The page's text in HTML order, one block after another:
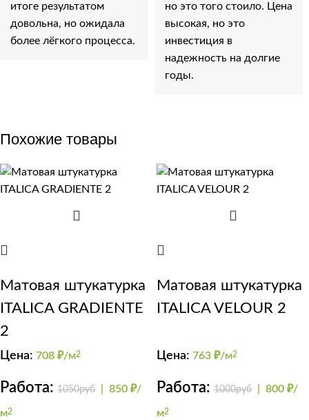
итоге результатом
довольна, но ожидала
более лёгкого процесса.
но это того стоило. Цена
высокая, но это
инвестиция в
надежность на долгие
годы.
Похожие товары
Матовая штукатурка
ITALICA GRADIENTE
2
Цена: 708 ₽/м2
Работа: 1050руб 850 ₽/
м2
Матовая штукатурка
ITALICA VELOUR 2
Цена: 763 ₽/м2
Работа: 1000руб 800 ₽/
м2